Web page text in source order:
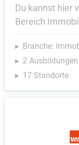
Du kannst hier
Bereich
Branche:
2 Ausbildungen
17 Standorte